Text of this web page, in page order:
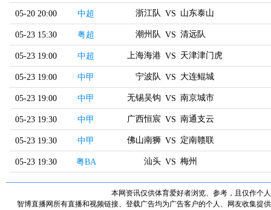
05-20 20:00 中超 浙江队 VS 山东泰山
05-23 15:30 粤超 潮州队 VS 清远队
05-23 19:00 中超 上海海港 VS 天津津门虎
05-23 19:00 中甲 宁波队 VS 大连鲲城
05-23 19:00 中甲 无锡吴钩 VS 南京城市
05-23 19:30 中甲 广西恒宸 VS 南通支云
05-23 19:30 中甲 佛山南狮 VS 定南赣联
05-23 19:30 粤BA 汕头 VS 梅州
本网资讯仅供体育爱好者浏览、参考，且仅作个
智博直播网所有直播和视频链接、登载广告均为广告客户的个人、网友收集提